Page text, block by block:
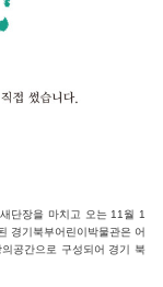
단장을 마치고 오는 11월 1
경기북부어린이박물관은 어
공간으로 구성되어 경기 북